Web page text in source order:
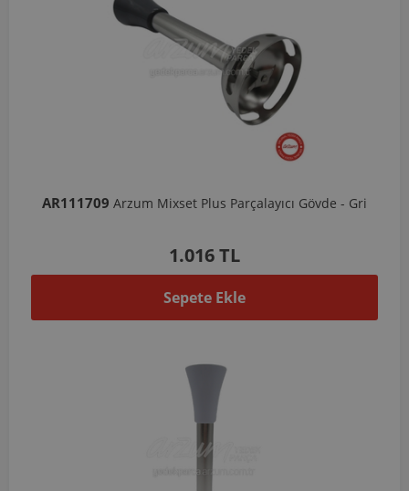
AR111709 Arzum Mixset Plus Parçalayıcı Gövde - Gri
1.016 TL
Sepete Ekle